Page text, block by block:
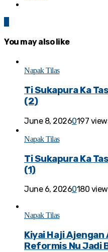
You may also like
Napak Tilas
Ti Sukapura Ka
(2)
June 8, 20260197
Napak Tilas
Ti Sukapura Ka
(1)
June 6, 20260180
Napak Tilas
Kiyai Haji Ajengan
Reformis Nu Jadi